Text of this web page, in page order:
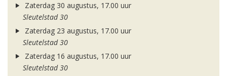
Zaterdag 30 augustus, 17.00 uur
Sleutelstad 30
Zaterdag 23 augustus, 17.00 uur
Sleutelstad 30
Zaterdag 16 augustus, 17.00 uur
Sleutelstad 30